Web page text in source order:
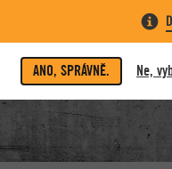
ANO, SPRÁVNĚ. Ne,